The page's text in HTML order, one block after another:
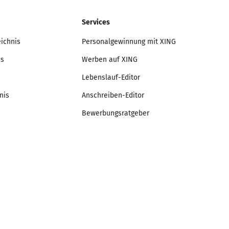
Services
Personalgewinnung mit XING
Werben auf XING
Lebenslauf-Editor
Anschreiben-Editor
Bewerbungsratgeber